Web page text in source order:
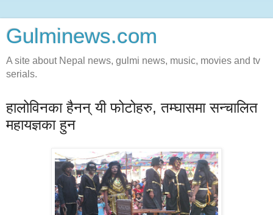
Gulminews.com
A site about Nepal news, gulmi news, music, movies and tv
serials.
हालोविनका हैनन् यी फोटोहरु, तम्घासमा सन्चालित
महायज्ञका हुन